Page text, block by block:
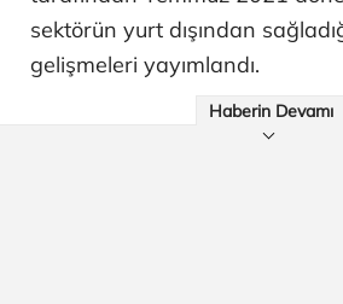
sektörün yurt dışından
gelişmeleri yayımlandı.
Haberin Devamı